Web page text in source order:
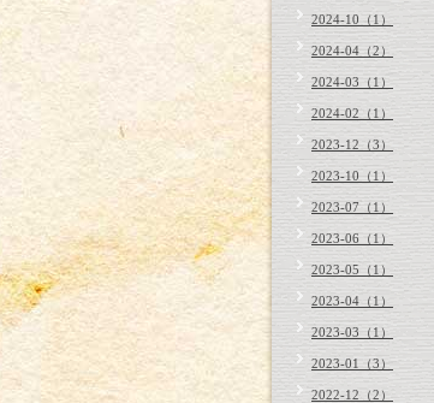
2024-10（1）
2024-04（2）
2024-03（1）
2024-02（1）
2023-12（3）
2023-10（1）
2023-07（1）
2023-06（1）
2023-05（1）
2023-04（1）
2023-03（1）
2023-01（3）
2022-12（2）